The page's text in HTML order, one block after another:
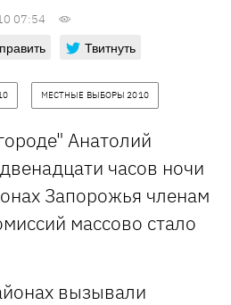
07:54
Твитнуть
МЕСТНЫЕ ВЫБОРЫ 2010
Анатолий
часов ночи
Запорожья членам
массово стало
вызывали